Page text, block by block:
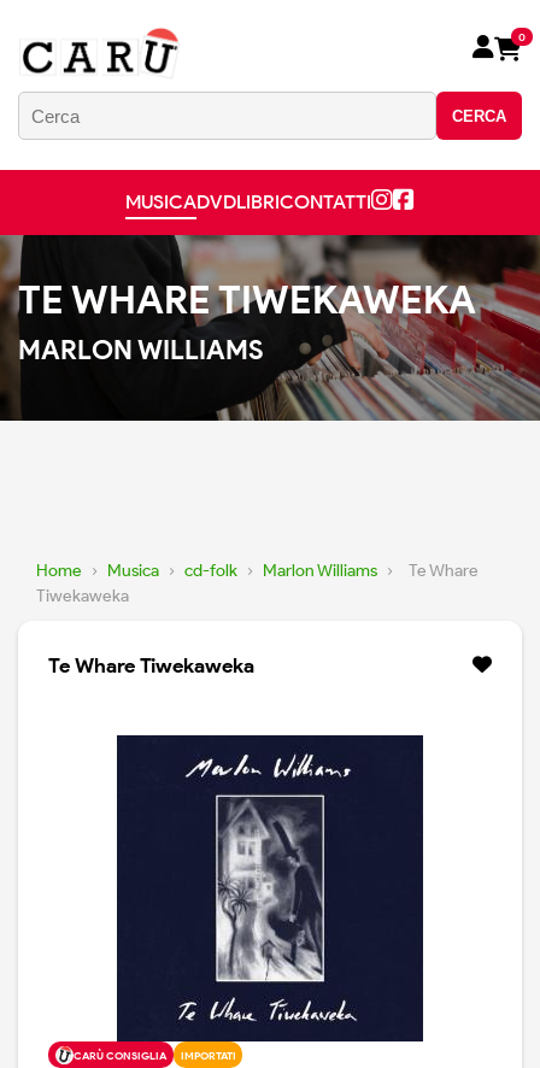
CERCA
0
MUSICADVDLIBRICONTATTI
TE WHARE TIWEKAWEKA
MARLON WILLIAMS
Home › Musica › cd-folk › Marlon Williams ›
Te Whare
Tiwekaweka
Te Whare Tiwekaweka
CARÙ CONSIGLIA IMPORTATI